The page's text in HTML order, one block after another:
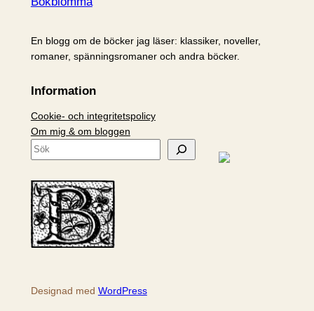
En blogg om de böcker jag läser: klassiker, noveller,
romaner, spänningsromaner och andra böcker.
Information
Cookie- och integritetspolicy
Om mig & om bloggen
S
k
Designad med WordPress